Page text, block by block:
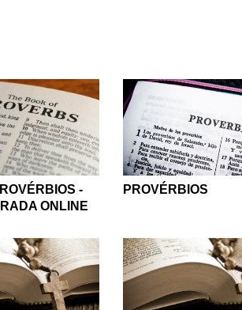
o que ela tem a nos mostrar. Mesmo que
para os dias de hoje, assim
respostas essenciais que são
-
ONLINE
PROVÉRBIOS